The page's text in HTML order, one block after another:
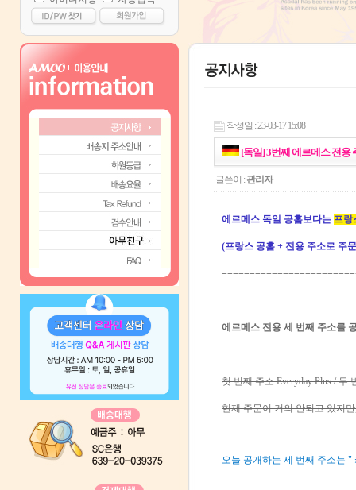
작성일 : 23-03-17 15:08
[독일] 3번째 에르메스 전용
글쓴이 : 관리자
에르메스 독일 공홈보다는 프랑
(프랑스 공홈 + 전용 주소로 주문
에르메스 전용 세 번째 주소를
첫 번째 주소 Everyday Plus / 두
현재 주문이 거의 안되고 있지
오늘 공개하는 세 번째 주소는 "